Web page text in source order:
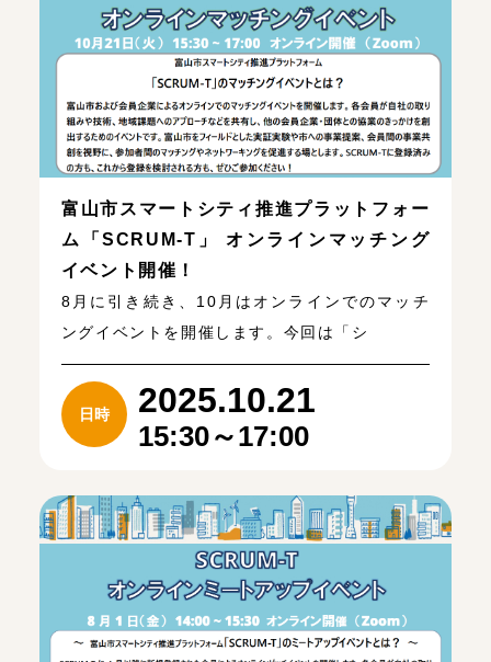
富山市スマートシティ推進プラットフォー
ム「SCRUM-T」 オンラインマッチング
イベント開催！
8月に引き続き、10月はオンラインでのマッチ
ングイベントを開催します。今回は「シ
日時 2025.10.21
15:30～17:00